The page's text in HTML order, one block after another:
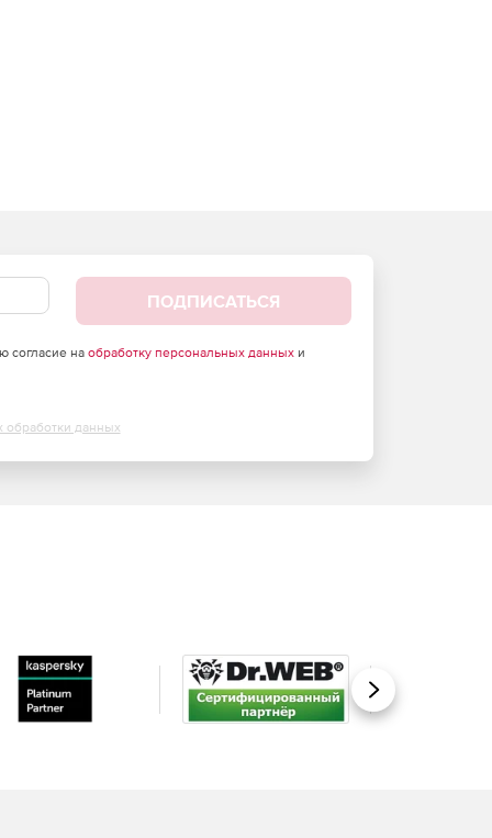
ПОДПИСАТЬСЯ
согласие на обработку персональных данныхи
обработки данных
Вперед